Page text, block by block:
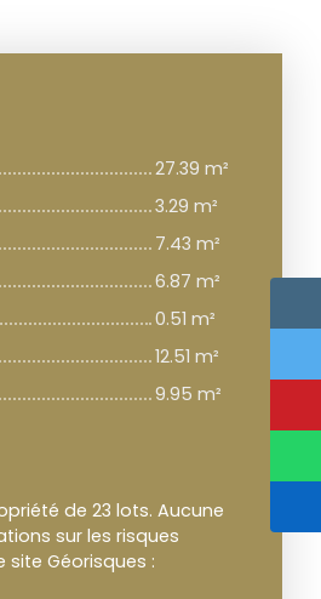
27.39 m²
3.29 m²
7.43 m²
6.87 m²
0.51 m²
12.51 m²
9.95 m²
de 23 lots. Aucune
sur les risques
Géorisques :